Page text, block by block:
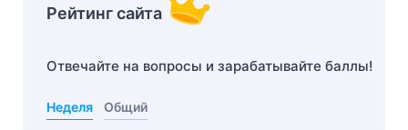
Рейтинг сайта
Отвечайте на вопросы и зарабатывайте баллы!
Неделя Общий